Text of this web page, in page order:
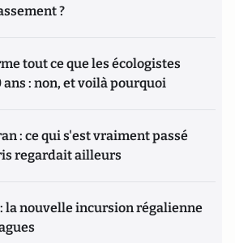
?
tout ce que les écologistes
: non, et voilà pourquoi
: ce qui s'est vraiment passé
regardait ailleurs
la nouvelle incursion régalienne